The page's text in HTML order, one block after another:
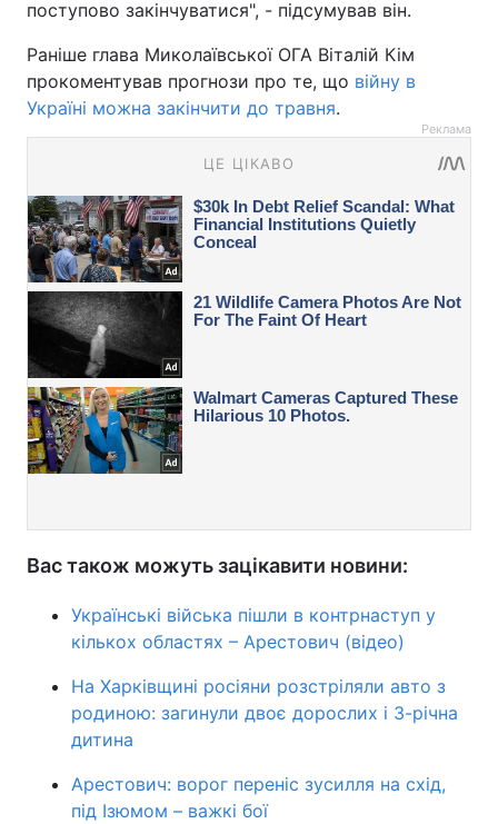
поступово закінчуватися", - підсумував він.
Раніше глава Миколаївської ОГА Віталій Кім
прокоментував прогнози про те, що війну в
Україні можна закінчити до травня.
Реклама
Вас також можуть зацікавити новини:
Українські війська пішли в контрнаступ у
кількох областях – Арестович (відео)
На Харківщині росіяни розстріляли авто з
родиною: загинули двоє дорослих і 3-річна
дитина
Арестович: ворог переніс зусилля на схід,
під Ізюмом – важкі бої